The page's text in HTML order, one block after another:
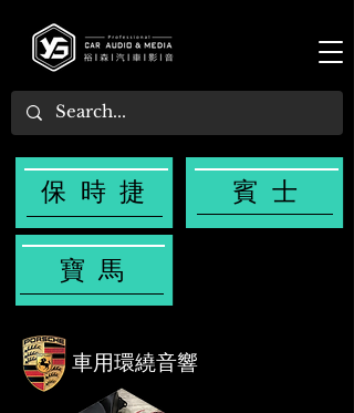
保時捷 賓士
寶馬
車用環繞音響